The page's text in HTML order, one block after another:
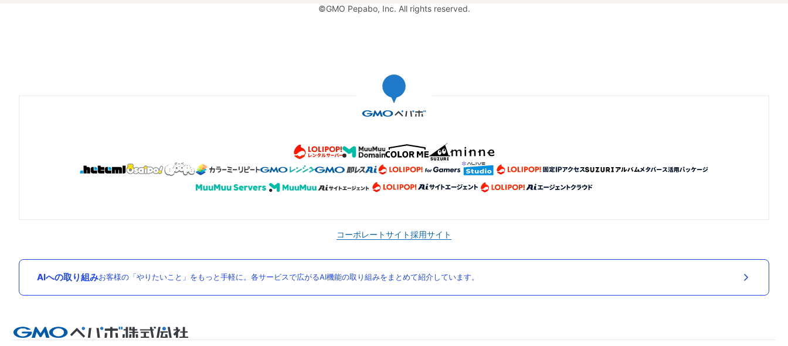
©GMO Pepabo, Inc. All rights reserved.
コーポレートサイト採用サイト
AIへの取り組みお客様の「やりたいこと」をもっと手軽に。各サービスで広がるAI機能の取り組みをまとめて紹介しています。